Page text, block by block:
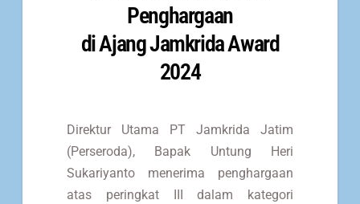
Penghargaan
di Ajang Jamkrida Award
2024
Direktur Utama PT Jamkrida Jatim
(Perseroda), Bapak Untung Heri
Sukariyanto menerima penghargaan
atas peringkat III dalam kategori